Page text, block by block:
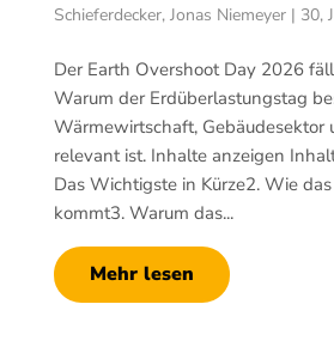
Schieferdecker, Jonas Niemeyer| 30,
Der Earth Overshoot Day 2026
Warum der Erdüberlastungstag
Wärmewirtschaft, Gebäudesektor
relevant ist. Inhalte anzeigen
Das Wichtigste in Kürze2. Wie
kommt3. Warum das...
Mehr lesen